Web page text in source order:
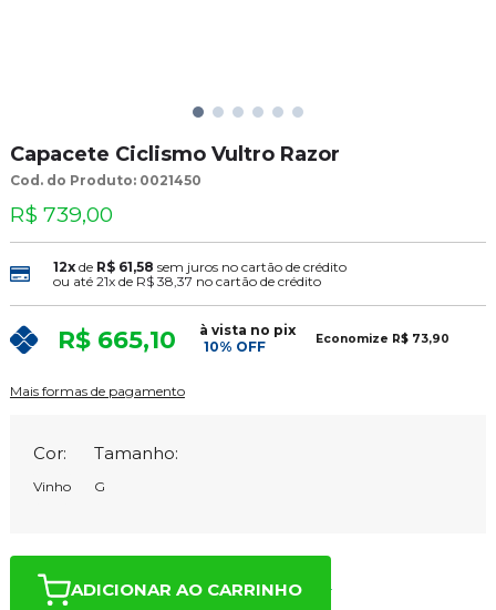
Capacete Ciclismo Vultro Razor
Cod. do Produto: 0021450
R$ 739,00
12xde R$ 61,58 sem juros no cartão de crédito
ou até 21xde R$ 38,37 no cartão de crédito
R$ 665,10
à vista no pix
10% OFF
Economize R$ 73,90
Mais formas de pagamento
Cor:
Vinho
Tamanho:
G
ADICIONAR AO CARRINHO